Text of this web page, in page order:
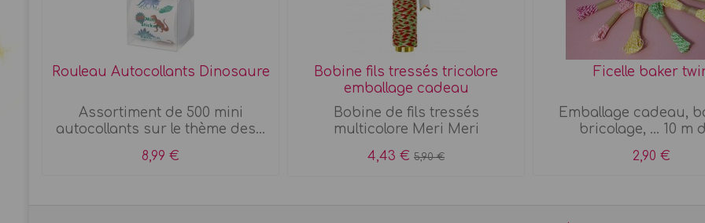
Rouleau Autocollants Dinosaure
Assortiment de 500 mini
autocollants sur le thème des...
8,99 €
Bobine fils tressés tricolore
emballage cadeau
Bobine de fils tressés
multicolore Meri Meri
4,43 € 5,90 €
Ficelle baker
Emballage cadeau,
bricolage, ... 10 m
2,90 €